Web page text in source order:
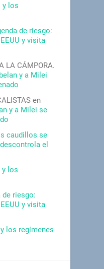
y los
de riesgo:
y visita
LA CÁMPORA.
y a Milei
en
y a Milei se
caudillos se
el
y los
de riesgo:
y visita
los regímenes